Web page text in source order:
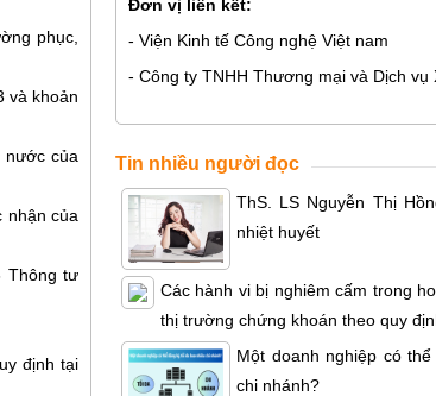
phục,
và khoản
nước của
nhận của
Thông tư
định tại
Đơn vị liên kết:
- Viện Kinh tế Công nghệ Việt nam
- Công ty TNHH Thương mại và Dịch vụ
Tin nhiều người đọc
ThS. LS Nguyễn Thị
nhiệt huyết
Các hành vi bị nghiêm cấm trong
thị trường chứng khoán theo quy
Một doanh nghiệp có
chi nhánh?